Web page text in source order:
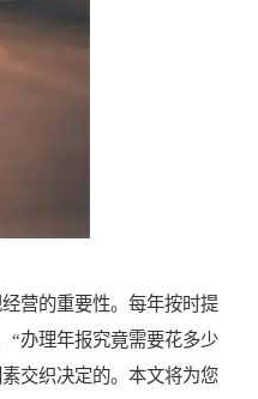
营的重要性。每年按时提
“办理年报究竟需要花多少
交织决定的。本文将为您